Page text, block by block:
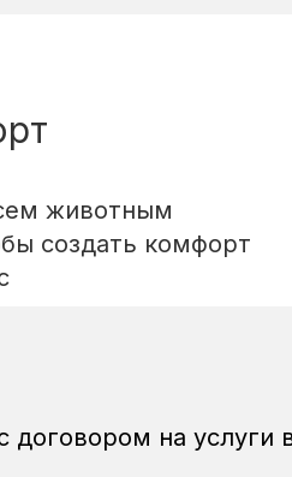
животным
создать комфорт
договором на услуги